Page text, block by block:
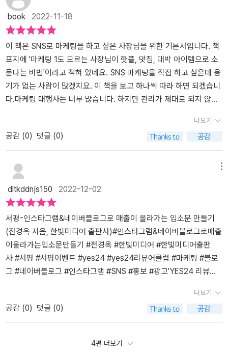
입소문을 내는 마케팅의 방법을 구체적으로 알려준다. 다른 SNS 마
케팅 책들은 채널의 기능을 다루는 부분에만 치중되어 있어 실질적인
마케팅에 어떻게 적용하는지 자세히 알기는 어려움이 있었다. 이 책
은 기능적인 부분뿐 아니라 고객이 나의 제품과 서비스를 선택하게
하려면 어떤 글을 쓰고 어떤 사진을 찍으며 고객과 소통을 활발히 하
며 입소문 효과를 어떻게 내는지 알려주고 있어 매우 유익하다. 소셜
미디어를 통한 입소문 마케팅의 비결을 배우고 싶은 사람들에게 일독
을 권하고 싶다.
물론 내가 적극적으로 물어보지 않아서 그런 것일 것이다. 하지만 왠
지 그런 지식을 직접 묻기보다는 전문적인 교재를 통해서 배우고 싶
었다. 사실 그 사람의 방법이 절대적인 것이 아니고, 그 사람도 지금
잘 되고 있을 뿐이라서, 처음 시작하는 사람들을 챙기기에는 힘들 것
이기 때문이다.이 책은 처음 시작하는 사람이 읽는 것을 고려하여 만
들어진 책이다. 그래서 아주 기본적인 것부터 차근차근 하나하나 설
명해 주는 친절한 책이다. 그리고 이 책 하나만 있으면, 정말 네이버블
로그를 오늘 당장 개설하여 운영하고, 인스타그램을 운영할 수 있다.
고 간단하게 잘 제시하여서, 이해하기가 하나도 어렵지 않다.처음 계
정을 만드는 것부터 화면구성을 하는 것, 그리고 어떻게 하면 조회수
를 올릴 수 있고, 궁긍적으로 돈까지 벌 수 있는지, 하나하나 자세하게
적어 뒀다. 가까이 잘 지내는 인플루언서보다 오히려 더 도움이 되는
책이다.책을 읽으면서 기술적인 것에 대한 지식을 얻는데 큰 도움이
되었다. 그러나 사실 더 도움이 된 것은 내용을 어떻게 채울지에 대한
고민이 중요하다는 것을 깨달은 점이다. 사실 최근에 대중이 관심 많
은 것을 나도 따라서 올리려고 했다. 하지만 저자는 이러한 것은 단기
간에 주목을 받을 수는 있지만, 오히려 길게 봤을 때는 나만의 주제를
찾을 것을 권한다. 그리고 그 주제가 대중에서 선택될 수 있는 좋은 방
법들을 제시한다. 이 글을 읽고 나는 블로그 이름부터 바꿔야 겠다는
생각을 했다. 나만의 특색 주제를 가진 블로그를 선택해야야만 대중
로그랑 인스타그램을 잘 관리할 수 있을까 고민이 많았다. 사실 만들
어두기만 하고 잘 관리가 안 되었다. 그래서 그냥 없애버릴까 고민도
했다. 하지만 이 책을 읽고 생각이 많이 달라졌다. 한번에 다 바뀌지는
겠다. ​​[이 글은 출판사로부터 도서를 협찬 받아 주관적인 견해에 의해
book 2022-11-18
이 책은 SNS로 마케팅을 하고 싶은 사장님을 위한 기본서입니다. 책
표지에 '마케팅 1도 모르는 사장님이 핫플, 맛집, 대박 아이템으로 소
문나는 비법'이라고 적혀 있네요. SNS 마케팅을 직접 하고 싶은데 용
기가 없는 사람이 많겠지요. 이 책을 보고 하나씩 따라 하면 되겠습니
다.​마케팅 대행사는 너무 많습니다. 하지만 관리가 제대로 되지 않거
용을 들여 무언가를 하려고 하는 것보다는 SNS 마케팅을 직접 해보
는 것도 좋죠. 저자는 인스타그램과 네이버 블로그로 마케팅하는 방
법을 기초부터 알려 줍니다. 예를 들어 블로그를 개설하려면 네이버
계정부터 만들어야 한다거나 인스타그램 해시태그는 띄어쓰기가 되
지 않아 언더바를 넣어야 한다는 것 등 이 분야를 전혀 모르는 사람들
도 처음부터 하나씩 따라 하면 좋을 기본적인 내용부터 나오네요. 인
스타나 블로그를 자주 쓰는 사람들에게는 너무 쉬운 정보도 많지만,
이런 SNS를 제대로 써보지 않은 사람들에게는 유용한 정보들입니다.
​사업주의 입장에서 읽어보니 좋은 내용들이 많네요. 네이버 블로그는
블로그명 짓기부터 대문 꾸미기, 프로필 작성하기 등도 처음부터 이
렇게 조언을 받고 시작하면 나중에 수정할 필요도 없고 보기도 좋겠
죠. 다른 블로그를 벤치마킹하는 방법, 검색이 잘 되는 키워드 넣기,
그램은 피드에 톤앤매너 설정하기, 글쓰기 전략, 사진 잘 찍는 방법 등
인스타를 처음 시작할 때 알아두면 좋은 내용들이 많습니다. ​많은 사
업주들이 SNS 홍보를 하고 싶어 하지만 그 방법을 잘 몰라서 비싼 대
더보기
공감 (0) 댓글 (0)
dltkddnjs150 2022-12-02
서평-인스타그램&네이버블로그로 매출이 올라가는 입소문 만들기
(전경옥 지음, 한빛미디어 출판사)#인스타그램&네이버블로그로매출
이올라가는입소문만들기 #전경옥 #한빛미디어 #한빛미디어출판
사 #서평 #서평이벤트 #yes24 #yes24리뷰어클럽 #마케팅 #블로
그 #네이버블로그 #인스타그램 #SNS #홍보 #광고'YES24 리뷰어
인스타그램&네이버블로그로 매출이 올라가는 입소문 만들기>이라
는 책의 서평이벤트를 하고 있었다. 인스타그램과 네이버블로그 둘
다 이용하고 있어서 나에게 도움이 되는 책이라는 생각이 들어 책의
서평이벤트를 신청하고 당첨되어 책을 받게 되었다.책의 저자-전경
더보기
공감 (0) 댓글 (0)
4편 더보기